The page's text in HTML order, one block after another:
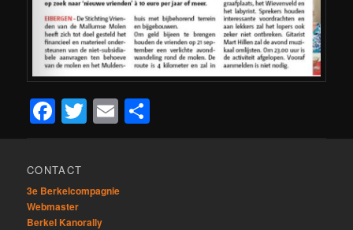
Facebook
Twitter
Email
CONTACT
3e Berkelcompagnie
Webmaster
Berkel Kanorally